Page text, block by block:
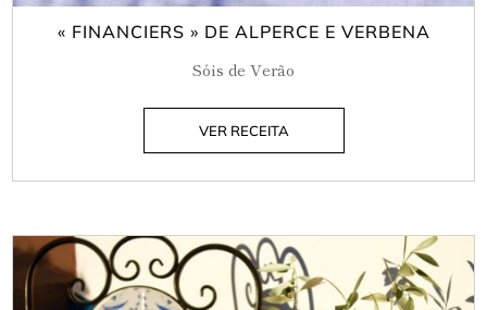
« FINANCIERS » DE ALPERCE E VERBENA
Sóis de Verão
VER RECEITA